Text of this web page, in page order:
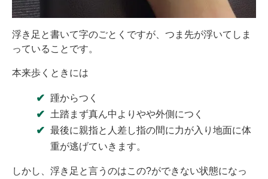
浮き足と書いて字のごとくですが、つま先が浮いてしま
っていることです。
本来歩くときには
踵からつく
土踏まず真ん中よりやや外側につく
最後に親指と人差し指の間に力が入り地面に体
重が逃げていきます。
しかし、浮き足と言うのはこの?ができない状態になっ